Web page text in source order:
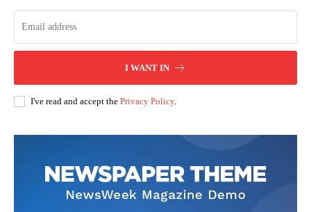
I WANT IN
I've read and accept the Privacy Policy.